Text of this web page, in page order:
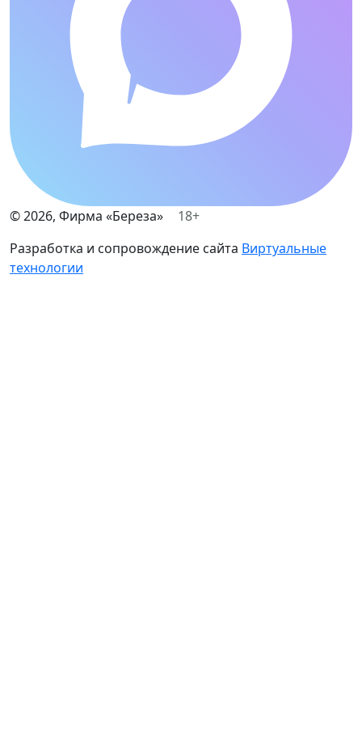
©2026, Фирма «Береза»
18+
Разработка и сопровождение сайта Виртуальные
технологии